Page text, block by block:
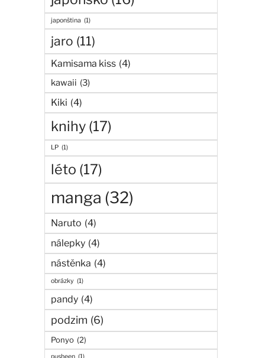
japonština (1)
jaro (11)
Kamisama kiss (4)
kawaii (3)
Kiki (4)
knihy (17)
LP (1)
léto (17)
manga (32)
Naruto (4)
nálepky (4)
nástěnka (4)
obrázky (1)
pandy (4)
podzim (6)
Ponyo (2)